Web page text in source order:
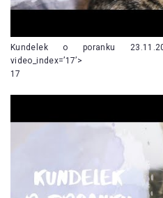
Kundelek o poranku
video_index=’17’>
17